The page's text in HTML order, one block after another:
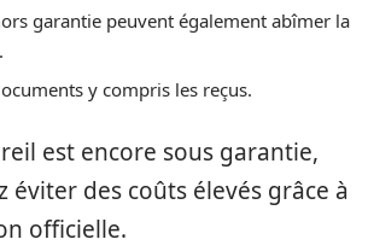
garantie peuvent également abîmer la
y compris les reçus.
est encore sous garantie,
éviter des coûts élevés grâce à
officielle.